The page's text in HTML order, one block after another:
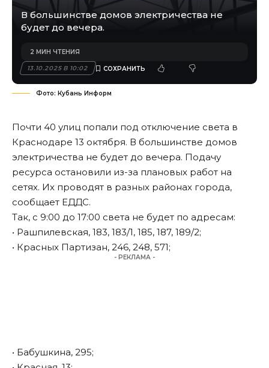
В большинстве домов электричества не
будет до вечера.
13.10.2025 В 10:02
2 МИН ЧТЕНИЯ
Фото: Кубань Информ
Почти 40 улиц попали под отключение света в
Краснодаре 13 октября. В большинстве домов
электричества не будет до вечера. Подачу
ресурса остановили из-за плановых работ на
сетях. Их проводят в разных районах города,
сообщает ЕДДС.
Так, с 9:00 до 17:00 света не будет по адресам:
• Рашпилевская, 183, 183/1, 185, 187, 189/2;
• Красных Партизан, 246, 248, 571;
- РЕКЛАМА -
• Бабушкина, 295;